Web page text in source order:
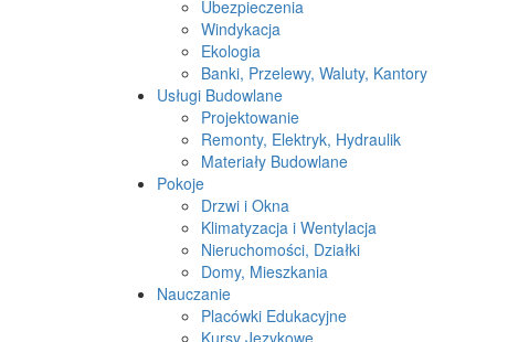
Ubezpieczenia
Windykacja
Ekologia
Banki, Przelewy, Waluty, Kantory
Usługi Budowlane
Projektowanie
Remonty, Elektryk, Hydraulik
Materiały Budowlane
Pokoje
Drzwi i Okna
Klimatyzacja i Wentylacja
Nieruchomości, Działki
Domy, Mieszkania
Nauczanie
Placówki Edukacyjne
Kursy Językowe